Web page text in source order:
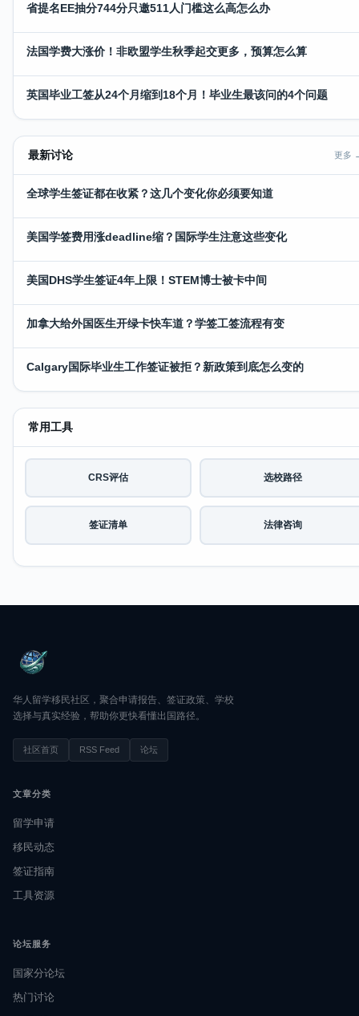
省提名EE抽分744分只邀511人门槛这么高怎么办
法国学费大涨价！非欧盟学生秋季起交更多，预算怎么算
英国毕业工签从24个月缩到18个月！毕业生最该问的4个问题
最新讨论 更多
全球学生签证都在收紧？这几个变化你必须要知道
美国学签费用涨deadline缩？国际学生注意这些变化
美国DHS学生签证4年上限！STEM博士被卡中间
加拿大给外国医生开绿卡快车道？学签工签流程有变
Calgary国际毕业生工作签证被拒？新政策到底怎么变的
常用工具
CRS评估 选校路径
签证清单 法律咨询
华人留学移民社区，聚合申请报告、签证政策、学校
选择与真实经验，帮助你更快看懂出国路径。
社区首页 RSS Feed 论坛
文章分类
留学申请
移民动态
签证指南
工具资源
论坛服务
国家分论坛
热门讨论